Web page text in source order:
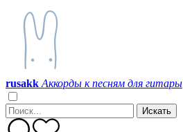
rusakk Аккорды к песням для гитары